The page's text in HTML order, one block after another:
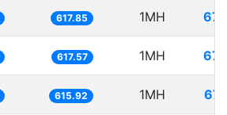
617.85 1MH
617.57 1MH
615.92 1MH